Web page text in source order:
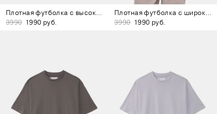
Плотная футболка с высоким воротом чёрная
3990 1990 руб.
Плотная футболка с широким воротом белая
3990 1990 руб.